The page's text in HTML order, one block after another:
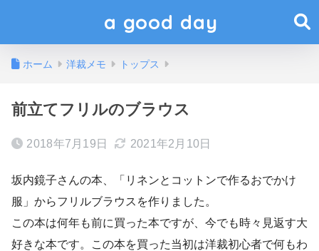
a good day
ホーム 洋裁メモ トップス
前立てフリルのブラウス
2018年7月19日 2021年2月10日
坂内鏡子さんの本、「リネンとコットンで作るおでかけ
服」からフリルブラウスを作りました。
この本は何年も前に買った本ですが、今でも時々見返す大
好きな本です。この本を買った当初は洋裁初心者で何もわ